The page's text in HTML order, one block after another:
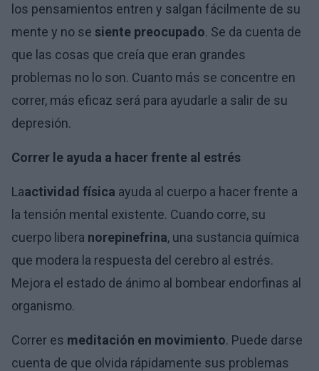
los pensamientos entren y salgan fácilmente de su
mente y no se siente preocupado. Se da cuenta de
que las cosas que creía que eran grandes
problemas no lo son. Cuanto más se concentre en
correr, más eficaz será para ayudarle a salir de su
depresión.
Correr le ayuda a hacer frente al estrés
Laactividad física ayuda al cuerpo a hacer frente a
la tensión mental existente. Cuando corre, su
cuerpo libera norepinefrina, una sustancia química
que modera la respuesta del cerebro al estrés.
Mejora el estado de ánimo al bombear endorfinas al
organismo.
Correr es meditación en movimiento. Puede darse
cuenta de que olvida rápidamente sus problemas